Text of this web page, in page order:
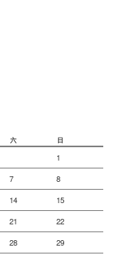
六 日
1
7
8
14
15
21
22
28
29